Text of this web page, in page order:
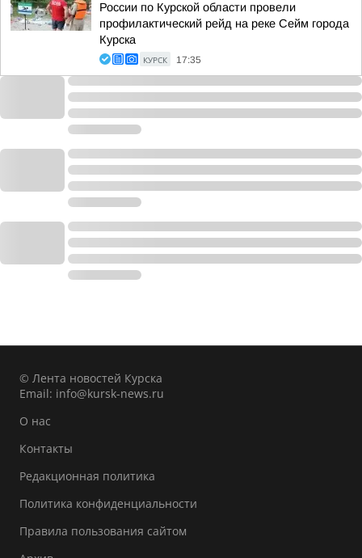
России по Курской области провели
профилактический рейд на реке Сейм города
Курска
КУРСК 17:35
© Лента новостей Курска
Email: info@kursk-news.ru
О нас
Контакты
Редакционная политика
Политика конфиденциальности
Правила пользования сайтом